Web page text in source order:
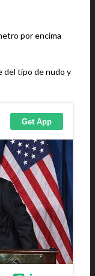
por encima
del tipo de nudo y